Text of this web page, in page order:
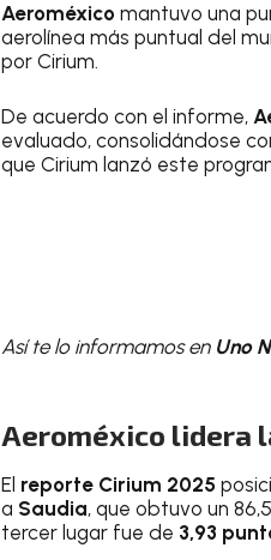
Aeroméxico mantuvo una
aerolínea más puntual del
por Cirium.
De acuerdo con el informe,
evaluado, consolidándose
que Cirium lanzó este
Así te lo informamos enUno
Aeroméxico lidera
El reporte Cirium 2025
a Saudia, que obtuvo un
tercer lugar fue de 3,93